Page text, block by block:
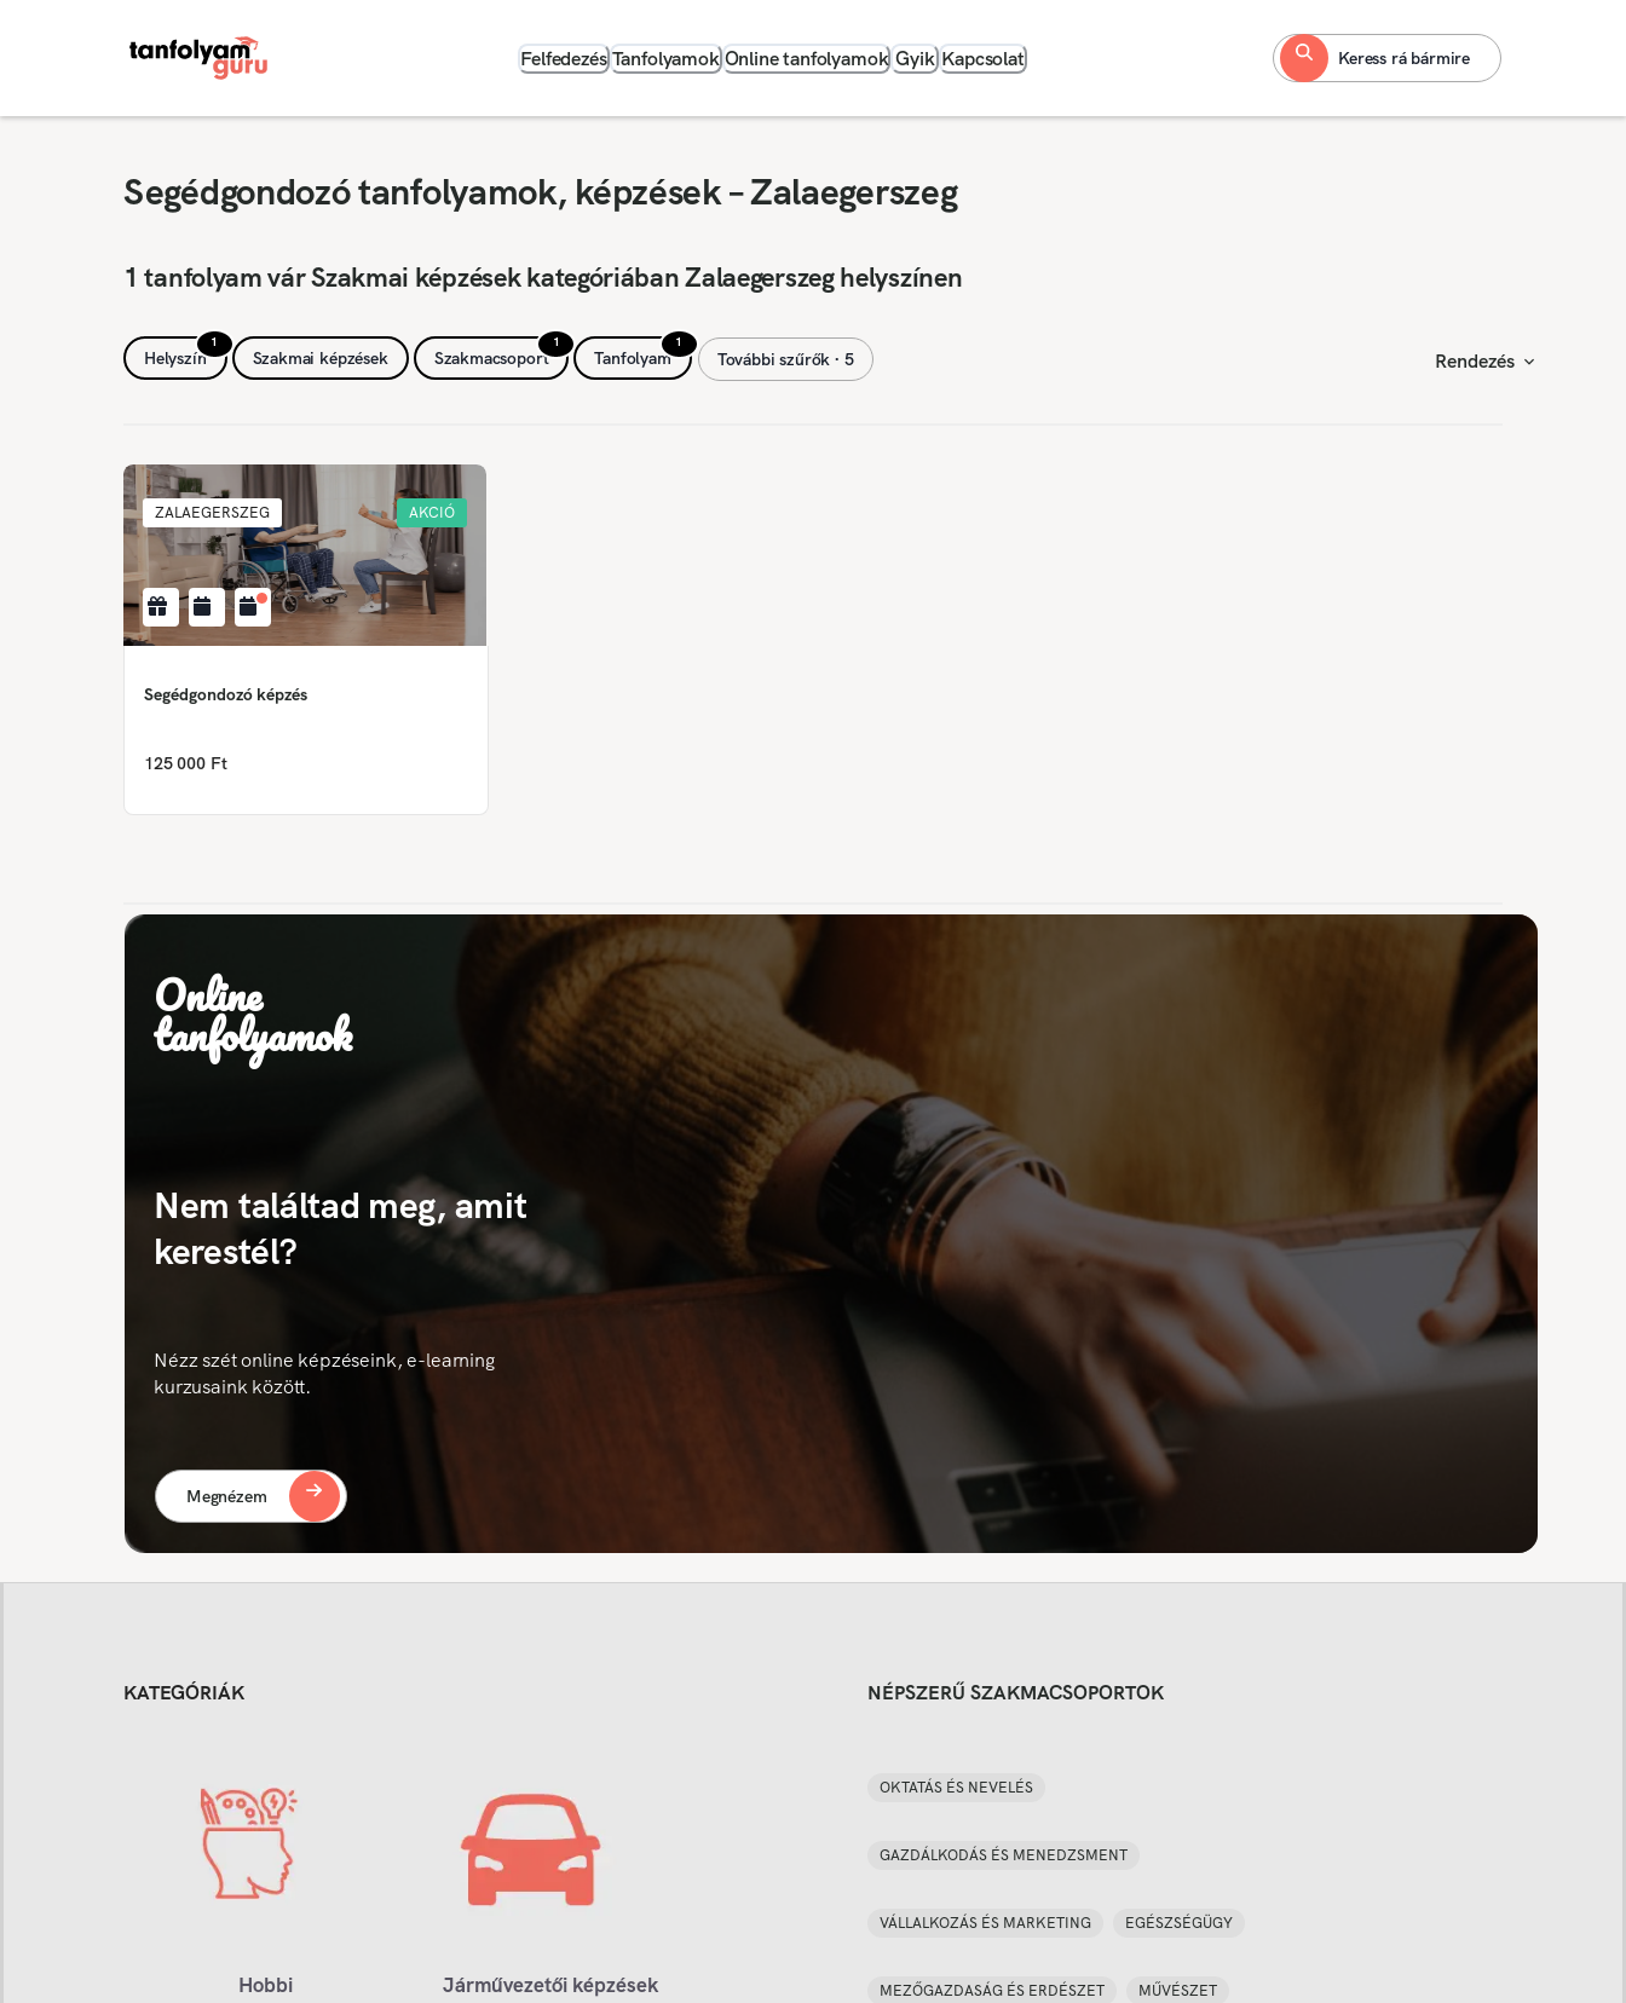
Felfedezés Tanfolyamok Online tanfolyamok Gyik Kapcsolat Keress rá bármire
Segédgondozó tanfolyamok, képzések – Zalaegerszeg
1 tanfolyam vár Szakmai képzések kategóriában Zalaegerszeg helyszínen
1
Helyszín Szakmai képzések
1
Szakmacsoport
1
Tanfolyam További szűrők ∙ 5 Rendezés
ZALAEGERSZEG AKCIÓ
Segédgondozó képzés
125 000 Ft
Online
tanfolyamok
Nem találtad meg, amit
kerestél?
Nézz szét online képzéseink, e-learning
kurzusaink között.
Megnézem
KATEGÓRIÁK
Hobbi Járművezetői képzések
NÉPSZERŰ SZAKMACSOPORTOK
OKTATÁS ÉS NEVELÉS
GAZDÁLKODÁS ÉS MENEDZSMENT
VÁLLALKOZÁS ÉS MARKETING EGÉSZSÉGÜGY
MEZŐGAZDASÁG ÉS ERDÉSZET MŰVÉSZET